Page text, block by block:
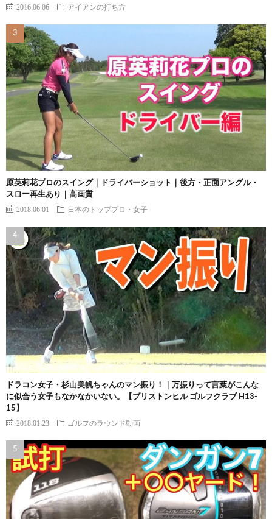
2016.06.06 アイアンの打ち方
原英莉花プロのスイング｜ドライバーショット｜後方・正面アングル・
スロー再生あり｜高画質
2018.06.01 日本のトッププロ・女子
ドラコン女子・杉山美帆ちゃんのマン振り！｜万振りって言葉がこんな
に似合う女子もなかなかいない。【ブリストンヒル ゴルフクラブ H13-
15】
2018.01.23 ゴルフのラウンド動画